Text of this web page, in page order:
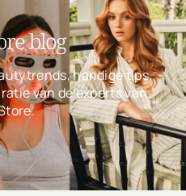
blog
handige tips,
van de experts van